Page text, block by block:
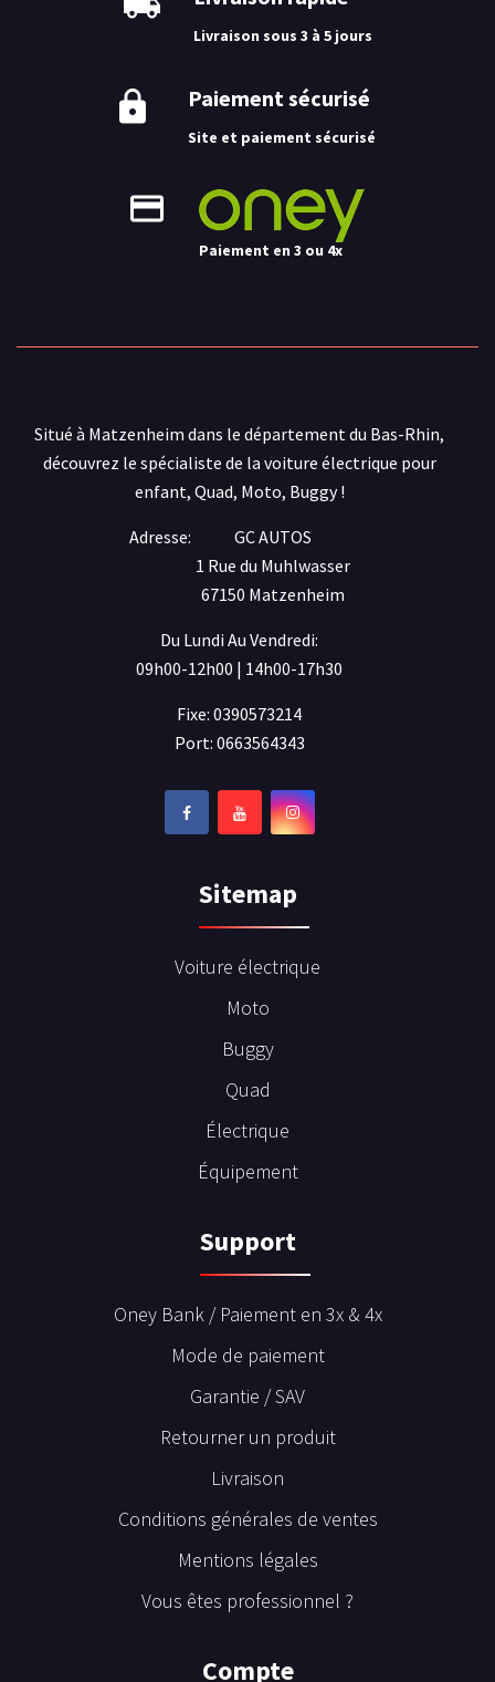
Livraison sous 3 à 5 jours
Paiement sécurisé
Site et paiement sécurisé
Paiement en 3 ou 4x
Situé à Matzenheim dans le département du Bas-Rhin,
découvrez le spécialiste de la voiture électrique pour
enfant, Quad, Moto, Buggy !
Adresse:
GC AUTOS
1 Rue du Muhlwasser
67150 Matzenheim
Du Lundi Au Vendredi:
09h00-12h00 | 14h00-17h30
Fixe: 0390573214
Port: 0663564343
Sitemap
Voiture électrique
Moto
Buggy
Quad
Électrique
Équipement
Support
Oney Bank / Paiement en 3x & 4x
Mode de paiement
Garantie / SAV
Retourner un produit
Livraison
Conditions générales de ventes
Mentions légales
Vous êtes professionnel ?
Compte